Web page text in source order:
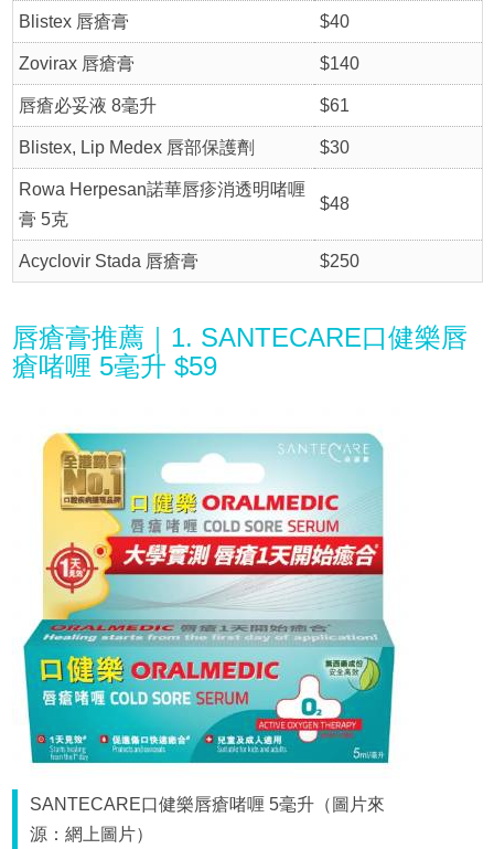
Blistex 唇瘡膏 $40
Zovirax 唇瘡膏 $140
唇瘡必妥液 8毫升 $61
Blistex, Lip Medex 唇部保護劑 $30
Rowa Herpesan諾華唇疹消透明啫喱
膏 5克
$48
Acyclovir Stada 唇瘡膏 $250
唇瘡膏推薦｜1. SANTECARE口健樂唇
瘡啫喱 5毫升 $59
SANTECARE口健樂唇瘡啫喱 5毫升（圖片來
源：網上圖片）